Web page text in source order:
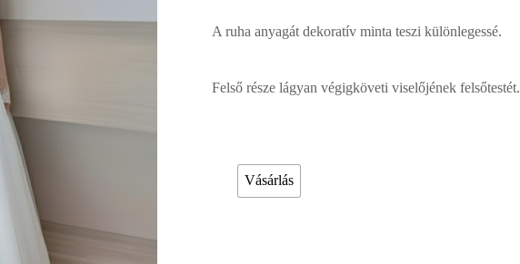
A ruha anyagát dekoratív minta teszi különlegessé.
Felső része lágyan végigköveti viselőjének felsőtestét.
Vásárlás